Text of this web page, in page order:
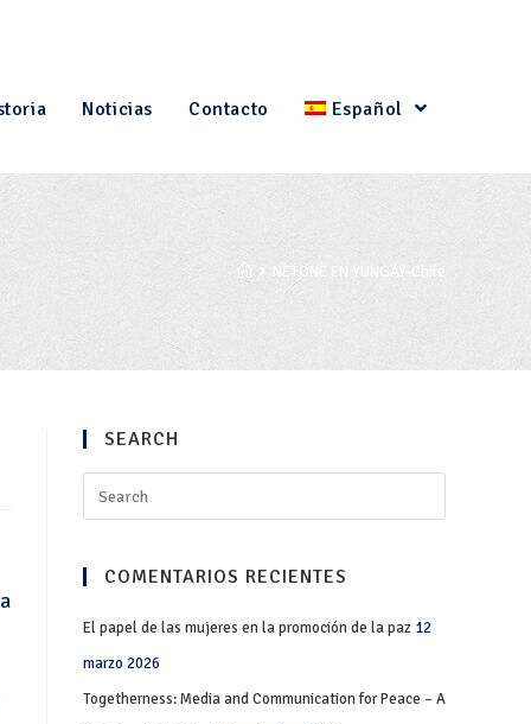
Noticias Contacto Español
NETONE EN YUNGAY-Chile
SEARCH
COMENTARIOS RECIENTES
El papel de las mujeres en la promoción de la paz 12
marzo 2026
Togetherness: Media and Communication for Peace – A